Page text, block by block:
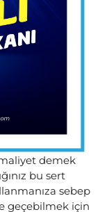
olarak
olması da
çeşme
ve
önüne
gibi
ve
demek
bu sert
sebep
geçebilmek için